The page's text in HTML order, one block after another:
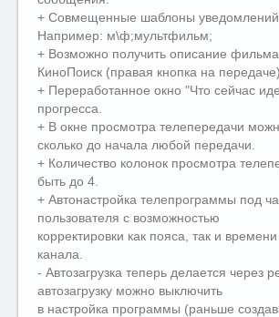
+ Совмещенные шаблоны уведомлений
Например: м\ф;мультфильм;
+ Возможно получить описание фильма
КиноПоиск (правая кнопка на передаче)
+ Переработанное окно "Что сейчас
прогресса.
+ В окне просмотра телепередачи
сколько до начала любой передачи.
+ Количество колонок просмотра
быть до 4.
+ Автонастройка телепрограммы под
пользователя с возможностью
корректировки как пояса, так и
канала.
- Автозагрузка теперь делается через
автозагрузку можно выключить
в настройка программы (раньше